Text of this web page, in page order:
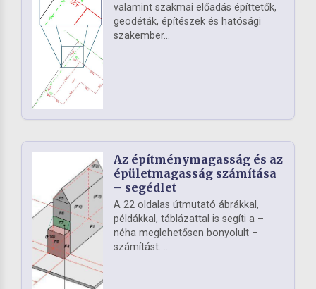
valamint szakmai előadás építtetők,
geodéták, építészek és hatósági
szakember...
Az építménymagasság és az
épületmagasság számítása
– segédlet
A 22 oldalas útmutató ábrákkal,
példákkal, táblázattal is segíti a –
néha meglehetősen bonyolult –
számítást. ...